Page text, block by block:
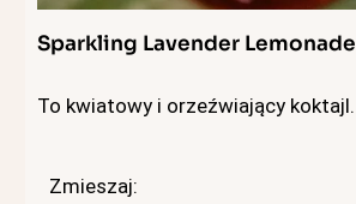
Sparkling Lavender Lemonade
To kwiatowy i orzeźwiający koktajl.
Zmieszaj: